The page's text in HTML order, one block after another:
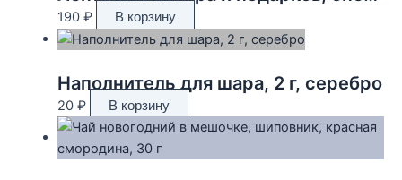
190 ₽ В корзину
Наполнитель для шара, 2 г, серебро
20 ₽ В корзину